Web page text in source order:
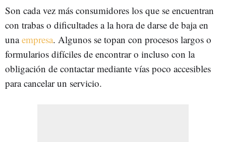
Son cada vez más consumidores los que se encuentran
con trabas o dificultades a la hora de darse de baja en
unaempresa. Algunos se topan con procesos largos o
formularios difíciles de encontrar o incluso con la
obligación de contactar mediante vías poco accesibles
para cancelar un servicio.